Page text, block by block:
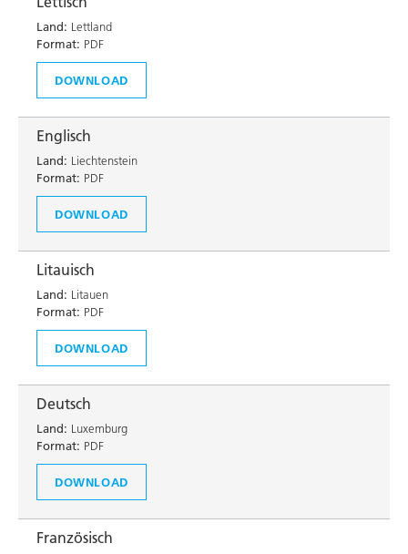
Land: Lettland
Format: PDF
DOWNLOAD
Englisch
Land: Liechtenstein
Format: PDF
DOWNLOAD
Litauisch
Land: Litauen
Format: PDF
DOWNLOAD
Deutsch
Land: Luxemburg
Format: PDF
DOWNLOAD
Französisch